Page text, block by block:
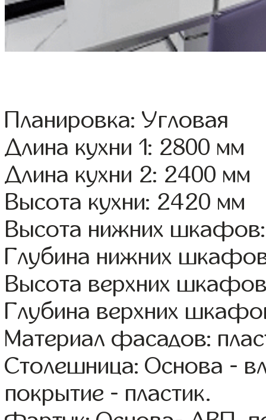
Планировка: Угловая
Длина кухни 1: 2800 мм
Длина кухни 2: 2400 мм
Высота кухни: 2420 мм
Высота нижних
Глубина нижних
Высота верхних
Глубина верхних
Материал фасадов:
Столешница: Основа -
покрытие - пластик.